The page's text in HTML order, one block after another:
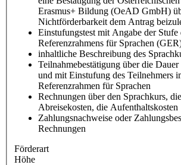
Erasmus+ Bildung (OeAD GmbH)
Nichtförderbarkeit dem Antrag
Einstufungstest mit Angabe der Stufe
Referenzrahmens für Sprachen
inhaltliche Beschreibung des
Teilnahmebestätigung über die Dauer
und mit Einstufung des Teilnehmers
Referenzrahmen für Sprachen
Rechnungen über den Sprachkurs,
Abreisekosten, die Aufenthaltskosten
Zahlungsnachweise oder
Rechnungen
Förderart
Höhe